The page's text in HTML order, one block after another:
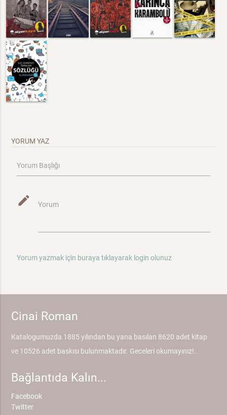
YORUM YAZ
Yorum Başlığı
mode_edit Yorum
Yorum yazmak için buraya tıklayarak login olunuz
Cinai Roman
Katalogumuzda 1885 yılından bu yana basılan 8620 adet kitap
ve 10526 adet baskısı bulunmaktadır. Geceleri okumayınız!..
Bağlantıda Kalın...
Facebook
Twitter